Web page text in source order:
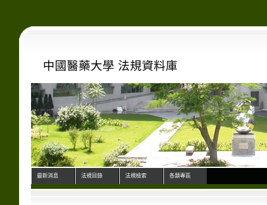
中國醫藥大學 法規資料庫
最新消息 法規目錄 法規檢索 各類專區